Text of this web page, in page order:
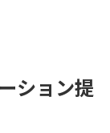
ション提